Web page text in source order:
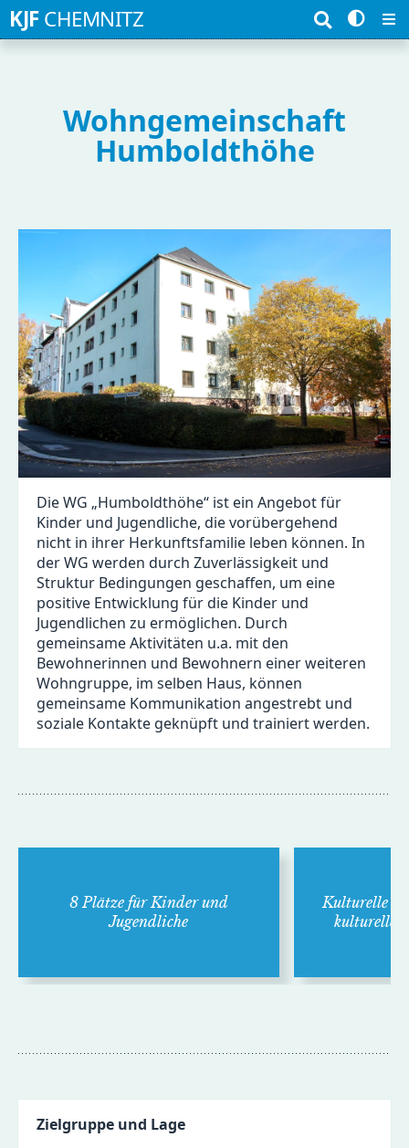
KJF CHEMNITZ Suchbegriffe
Wohngemeinschaft
Humboldthöhe
Die WG „Humboldthöhe“ ist ein Angebot für
Kinder und Jugendliche, die vorübergehend
nicht in ihrer Herkunftsfamilie leben können. In
der WG werden durch Zuverlässigkeit und
Struktur Bedingungen geschaffen, um eine
positive Entwicklung für die Kinder und
Jugendlichen zu ermöglichen. Durch
gemeinsame Aktivitäten u.a. mit den
Bewohnerinnen und Bewohnern einer weiteren
Wohngruppe, im selben Haus, können
gemeinsame Kommunikation angestrebt und
soziale Kontakte geknüpft und trainiert werden.
8 Plätze für Kinder und
Jugend­liche
Kulturelle
kultu­relles
Zielgruppe und Lage